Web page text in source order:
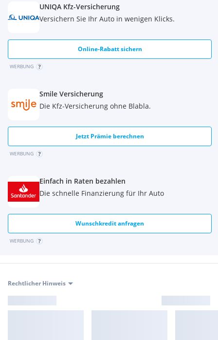
Vollfreihub
CE Zertifikat
UNIQA Kfz-Versicherung
Versichern Sie Ihr Auto in wenigen Klicks.
Online-Rabatt sichern
WERBUNG
Smile Versicherung
Die Kfz-Versicherung ohne Blabla.
Jetzt Prämie berechnen
WERBUNG
Einfach in Raten bezahlen
Die schnelle Finanzierung für Ihr Auto
Wunschkredit anfragen
WERBUNG
Rechtlicher Hinweis